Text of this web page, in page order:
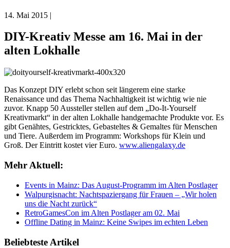
14. Mai 2015 |
DIY-Kreativ Messe am 16. Mai in der
alten Lokhalle
Das Konzept DIY erlebt schon seit längerem eine starke
Renaissance und das Thema Nachhaltigkeit ist wichtig wie nie
zuvor. Knapp 50 Aussteller stellen auf dem „Do-It-Yourself
Kreativmarkt“ in der alten Lokhalle handgemachte Produkte vor. Es
gibt Genähtes, Gestricktes, Gebasteltes & Gemaltes für Menschen
und Tiere. Außerdem im Programm: Workshops für Klein und
Groß. Der Eintritt kostet vier Euro. www.aliengalaxy.de
Mehr Aktuell:
Events in Mainz: Das August-Programm im Alten Postlager
Walpurgisnacht: Nachtspaziergang für Frauen – „Wir holen
uns die Nacht zurück“
RetroGamesCon im Alten Postlager am 02. Mai
Offline Dating in Mainz: Keine Swipes im echten Leben
Beliebteste Artikel